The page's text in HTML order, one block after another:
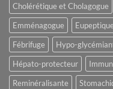
Cholérétique et Cholagogue
Emménagogue
Eupeptique
Fébrifuge
Hypo-
Hépato-protecteur
Reminéralisante